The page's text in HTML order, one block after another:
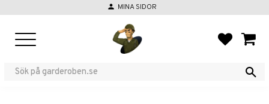
person MINA SIDOR